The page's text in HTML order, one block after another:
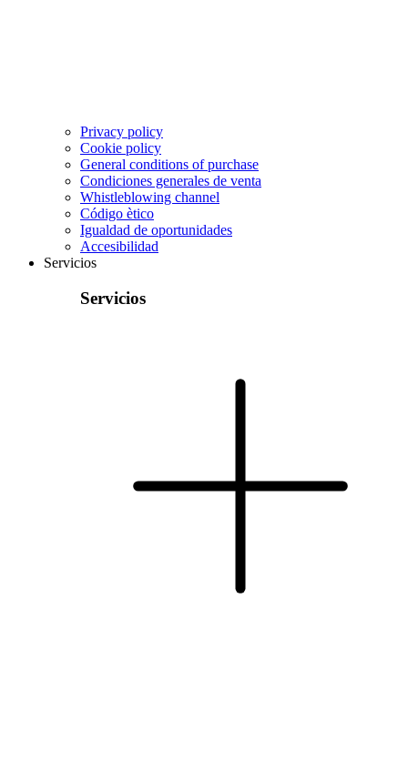
Privacy policy
Cookie policy
General conditions of purchase
Condiciones generales de venta
Whistleblowing channel
Código ètico
Igualdad de oportunidades
Accesibilidad
Servicios
Servicios